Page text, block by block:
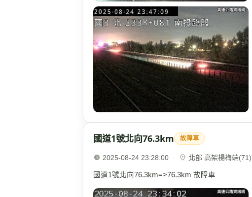
國道1號北向76.3km 故障車
2025-08-24 23:28:00 · 北部 高架楊梅端
國道1號北向76.3km=>76.3km 故障車